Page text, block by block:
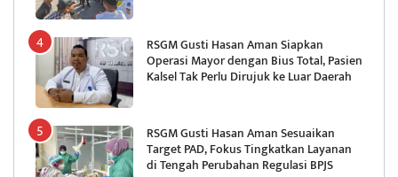
RSGM Gusti Hasan Aman Siapkan
Operasi Mayor dengan Bius Total, Pasien
Kalsel Tak Perlu Dirujuk ke Luar Daerah
RSGM Gusti Hasan Aman Sesuaikan
Target PAD, Fokus Tingkatkan Layanan
di Tengah Perubahan Regulasi BPJS